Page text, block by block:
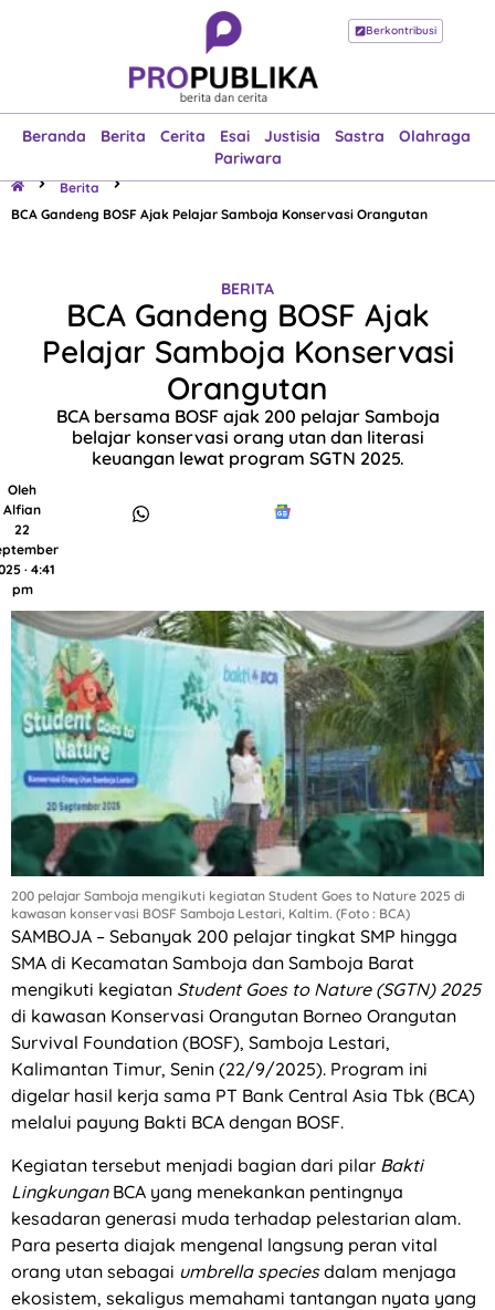
Berkontribusi
Beranda Berita Cerita Esai Justisia Sastra
Olahraga
Pariwara
Beranda
Esai
Justisia
Sastra
Olahraga
Pariwara
Berita
BCA Gandeng BOSF Ajak Pelajar Samboja Konservasi Orangutan
BERITA
BCA Gandeng BOSF Ajak
Pelajar Samboja Konservasi
Orangutan
BCA bersama BOSF ajak 200 pelajar Samboja
belajar konservasi orang utan dan literasi
keuangan lewat program SGTN 2025.
Oleh
Alfian
22
· 4:41
pm
200 pelajar Samboja mengikuti kegiatan Student Goes to Nature 2025 di
kawasan konservasi BOSF Samboja Lestari, Kaltim. (Foto : BCA)
SAMBOJA – Sebanyak 200 pelajar tingkat SMP hingga
SMA di Kecamatan Samboja dan Samboja Barat
mengikuti kegiatan Student Goes to Nature (SGTN) 2025
di kawasan Konservasi Orangutan Borneo Orangutan
Survival Foundation (BOSF), Samboja Lestari,
Kalimantan Timur, Senin (22/9/2025). Program ini
digelar hasil kerja sama PT Bank Central Asia Tbk (BCA)
melalui payung Bakti BCA dengan BOSF.
Kegiatan tersebut menjadi bagian dari pilar Bakti
LingkunganBCA yang menekankan pentingnya
kesadaran generasi muda terhadap pelestarian alam.
Para peserta diajak mengenal langsung peran vital
orang utan sebagai umbrella speciesdalam menjaga
ekosistem, sekaligus memahami tantangan nyata yang